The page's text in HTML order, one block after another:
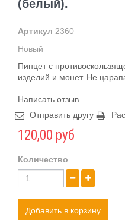
(белый).
Артикул 2360
Новый
Пинцет с
изделий и монет. Не
Написать отзыв
Отправить другу
120,00 руб
Количество
Добавить в корзину